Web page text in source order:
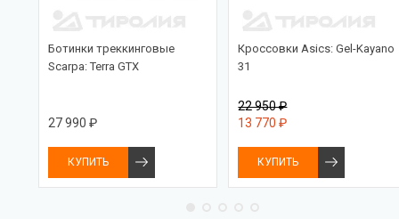
Ботинки треккинговые
Scarpa: Terra GTX
27 990 ₽
КУПИТЬ
Кроссовки Asics: Gel-Kayano
31
22 950 ₽
13 770 ₽
КУПИТЬ